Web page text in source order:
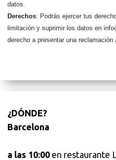
datos.
Derechos: Podrás ejercer tus
limitación y suprimir los datos en
derecho a presentar una
¿DÓNDE?
Barcelona
a las 10:00 en restaurante